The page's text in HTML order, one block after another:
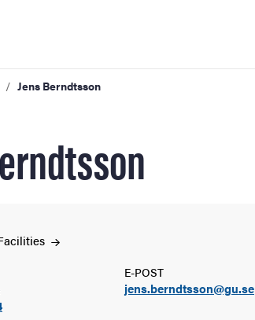
Jens Berndtsson
E-POST
jens.berndtsson@gu.se